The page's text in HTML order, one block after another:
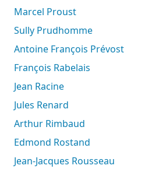
Marcel Proust
Sully Prudhomme
Antoine François Prévost
François Rabelais
Jean Racine
Jules Renard
Arthur Rimbaud
Edmond Rostand
Jean-Jacques Rousseau